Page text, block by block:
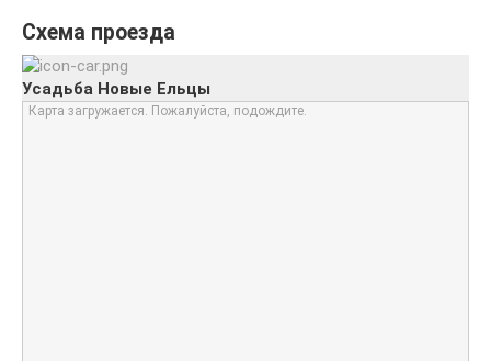
Схема проезда
Усадьба Новые Ельцы
Карта загружается. Пожалуйста, подождите.